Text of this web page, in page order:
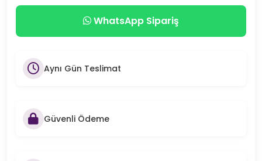
WhatsApp Sipariş
Aynı Gün Teslimat
Güvenli Ödeme